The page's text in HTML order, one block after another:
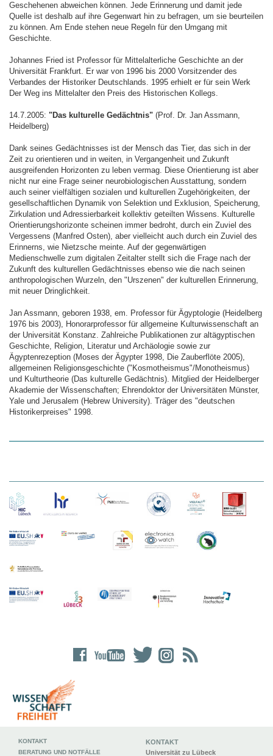
Geschehenen abweichen können. Jede Erinnerung und damit jede
Quelle ist deshalb auf ihre Gegenwart hin zu befragen, um sie beurteilen
zu können. Am Ende stehen neue Regeln für den Umgang mit
Geschichte.
Johannes Fried ist Professor für Mittelalterliche Geschichte an der
Universität Frankfurt. Er war von 1996 bis 2000 Vorsitzender des
Verbandes der Historiker Deutschlands. 1995 erhielt er für sein Werk
Der Weg ins Mittelalter den Preis des Historischen Kollegs.
14.7.2005: "Das kulturelle Gedächtnis" (Prof. Dr. Jan Assmann,
Heidelberg)
Dank seines Gedächtnisses ist der Mensch das Tier, das sich in der
Zeit zu orientieren und in weiten, in Vergangenheit und Zukunft
ausgreifenden Horizonten zu leben vermag. Diese Orientierung ist aber
nicht nur eine Frage seiner neurobiologischen Ausstattung, sondern
auch seiner vielfältigen sozialen und kulturellen Zugehörigkeiten, der
gesellschaftlichen Dynamik von Selektion und Exklusion, Speicherung,
Zirkulation und Adressierbarkeit kollektiv geteilten Wissens. Kulturelle
Orientierungshorizonte scheinen immer bedroht, durch ein Zuviel des
Vergessens (Manfred Osten), aber vielleicht auch durch ein Zuviel des
Erinnerns, wie Nietzsche meinte. Auf der gegenwärtigen
Medienschwelle zum digitalen Zeitalter stellt sich die Frage nach der
Zukunft des kulturellen Gedächtnisses ebenso wie die nach seinen
anthropologischen Wurzeln, den "Urszenen" der kulturellen Erinnerung,
mit neuer Dringlichkeit.
Jan Assmann, geboren 1938, em. Professor für Ägyptologie (Heidelberg
1976 bis 2003), Honorarprofessor für allgemeine Kulturwissenschaft an
der Universität Konstanz. Zahlreiche Publikationen zur altägyptischen
Geschichte, Religion, Literatur und Archäologie sowie zur
Ägyptenrezeption (Moses der Ägypter 1998, Die Zauberflöte 2005),
allgemeinen Religionsgeschichte ("Kosmotheismus"/Monotheismus)
und Kulturtheorie (Das kulturelle Gedächtnis). Mitglied der Heidelberger
Akademie der Wissenschaften; Ehrendoktor der Universitäten Münster,
Yale und Jerusalem (Hebrew University). Träger des "deutschen
Historikerpreises" 1998.
KONTAKT
Universität zu Lübeck
KONTAKT
BERATUNG UND NOTFÄLLE